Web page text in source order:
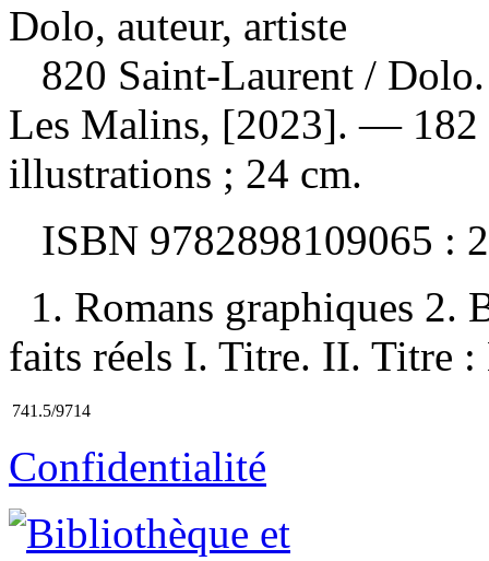
Dolo, auteur, artiste
820 Saint-Laurent /
Les Malins, [2023]. — 182
illustrations ; 24 cm.
ISBN 9782898109065 :
1. Romans graphiques 2.
faits réels I. Titre. II. Titre
741.5/9714
Confidentialité